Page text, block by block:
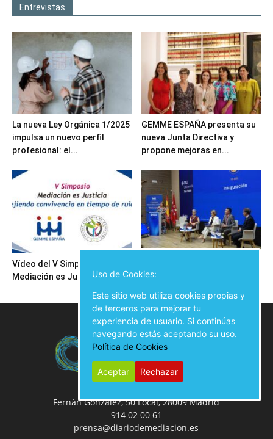
Entrevistas
La nueva Ley Orgánica 1/2025
impulsa un nuevo perfil
profesional: el...
GEMME ESPAÑA presenta su
nueva Junta Directiva y
propone mejoras en...
Vídeo del V Simposio
Mediación es Justicia
Mediación es Justicia
Fernán González, 50 Local, 28009 Madrid
914 02 00 61
prensa@diariodemediacion.es
Uso de Cookies:
Este sitio web utiliza cookies propias y
de terceros para mejorar tu
experiencia de usuario. Si continúas
navegando estás aceptando su uso.
Política de Cookies
Aceptar Rechazar